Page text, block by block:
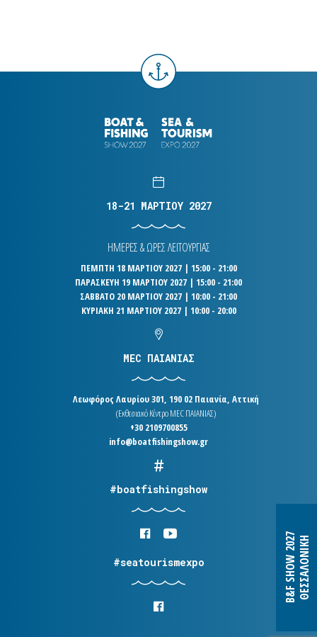
B&F SHOW 2027ΘΕΣΣΑΛΟΝΙΚΗ
18-21 ΜΑΡΤΙΟΥ 2027
ΗΜΕΡΕΣ & ΩΡΕΣ ΛΕΙΤΟΥΡΓΙΑΣ
ΠΕΜΠΤΗ 18 ΜΑΡΤΙΟΥ 2027 | 15:00 - 21:00
ΠΑΡΑΣΚΕΥΗ 19 ΜΑΡΤΙΟΥ 2027 | 15:00 - 21:00
ΣΑΒΒΑΤΟ 20 ΜΑΡΤΙΟΥ 2027 | 10:00 - 21:00
ΚΥΡΙΑΚΗ 21 ΜΑΡΤΙΟΥ 2027 | 10:00 - 20:00
MEC ΠΑΙΑΝΙΑΣ
Λεωφόρος Λαυρίου 301, 190 02 Παιανία, Αττική
(Εκθεσιακό Κέντρο MEC ΠΑΙΑΝΙΑΣ)
+30 2109700855
info@boatfishingshow.gr
#boatfishingshow
#seatourismexpo